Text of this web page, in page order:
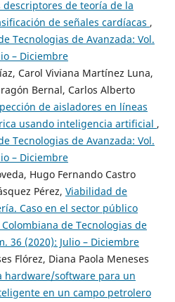
de teoría de la
de señales cardíacas ,
Tecnologias de Avanzada: Vol.
– Diciembre
Carol Viviana Martínez Luna,
Bernal, Carlos Alberto
de aisladores en líneas
usando inteligencia artificial ,
Tecnologias de Avanzada: Vol.
– Diciembre
Hugo Fernando Castro
Pérez, Viabilidad de
Caso en el sector público
Colombiana de Tecnologias de
36 (2020): Julio – Diciembre
Flórez, Diana Paola Meneses
hardware/software para un
en un campo petrolero